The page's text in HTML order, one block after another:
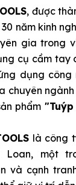
, được
năm kinh
gia trong
cụ cầm tay
dụng công
chuyên
phẩm "Tuýp
là công
một
và cạnh